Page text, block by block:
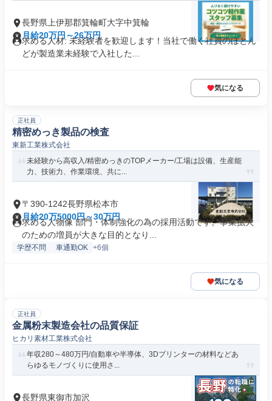
長野県上伊那郡箕輪町大字中箕輪
月給20万円～26万円
求める人材: 未経験者を歓迎します！当社で働く社員のほとん
どが製造業未経験で入社した...
気になる
正社員
精密めっき製品の検査
東新工業株式会社
未経験から高収入/精密めっきのTOPメーカー/工場は設備、生産能
力、技術力、作業環境、共に...
〒390-1242長野県松本市
月給20万5000円～30万円
求める人物像 部門・体制強化の為の採用活動です。事業拡大
のための増員が大きな目的となり...
学歴不問 車通勤OK +6個
気になる
正社員
金属粉末製造会社の品質保証
ヒカリ素材工業株式会社
年収280～480万円/自動車や半導体、3Dプリンターの材料などあ
らゆるモノづくりに使用さ...
長野県東御市加沢